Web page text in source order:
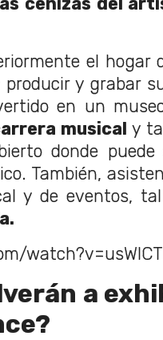
el hogar
y grabar
en un
musical y
donde puede
También,
y de eventos,
a